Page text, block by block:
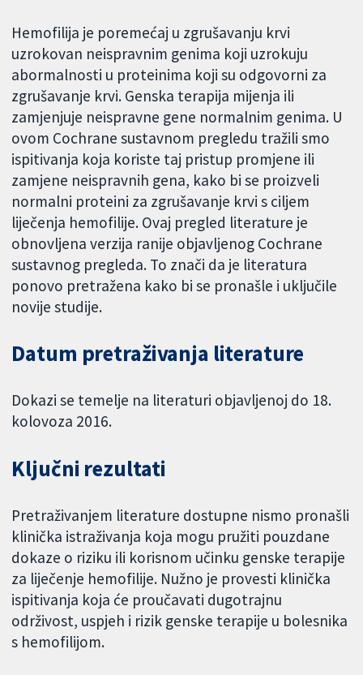
Hemofilija je poremećaj u zgrušavanju krvi
uzrokovan neispravnim genima koji uzrokuju
abormalnosti u proteinima koji su odgovorni za
zgrušavanje krvi. Genska terapija mijenja ili
zamjenjuje neispravne gene normalnim genima. U
ovom Cochrane sustavnom pregledu tražili smo
ispitivanja koja koriste taj pristup promjene ili
zamjene neispravnih gena, kako bi se proizveli
normalni proteini za zgrušavanje krvi s ciljem
liječenja hemofilije. Ovaj pregled literature je
obnovljena verzija ranije objavljenog Cochrane
sustavnog pregleda. To znači da je literatura
ponovo pretražena kako bi se pronašle i uključile
novije studije.
Datum pretraživanja literature
Dokazi se temelje na literaturi objavljenoj do 18.
kolovoza 2016.
Ključni rezultati
Pretraživanjem literature dostupne nismo pronašli
klinička istraživanja koja mogu pružiti pouzdane
dokaze o riziku ili korisnom učinku genske terapije
za liječenje hemofilije. Nužno je provesti klinička
ispitivanja koja će proučavati dugotrajnu
održivost, uspjeh i rizik genske terapije u bolesnika
s hemofilijom.